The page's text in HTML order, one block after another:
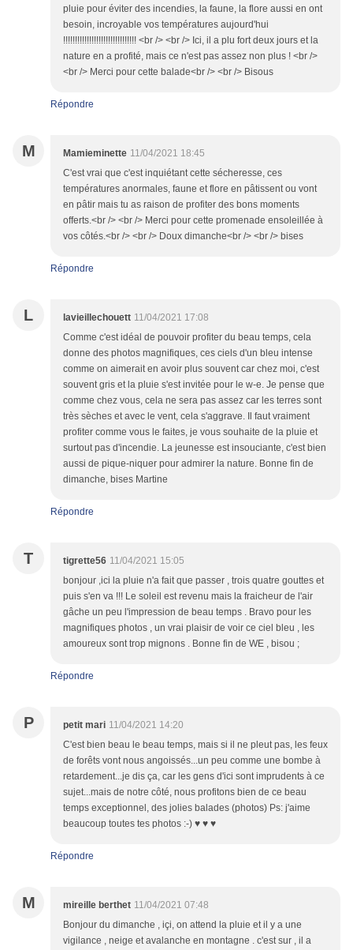
pluie pour éviter des incendies, la faune, la flore aussi en ont
besoin, incroyable vos températures aujourd'hui
!!!!!!!!!!!!!!!!!!!!!!!!!!!!!!! <br /> <br /> Ici, il a plu fort deux jours et la
nature en a profité, mais ce n'est pas assez non plus ! <br />
<br /> Merci pour cette balade<br /> <br /> Bisous
Répondre
M Mamieminette 11/04/2021 18:45
C'est vrai que c'est inquiétant cette sécheresse, ces
températures anormales, faune et flore en pâtissent ou vont
en pâtir mais tu as raison de profiter des bons moments
offerts.<br /> <br /> Merci pour cette promenade ensoleillée à
vos côtés.<br /> <br /> Doux dimanche<br /> <br /> bises
Répondre
L lavieillechouett 11/04/2021 17:08
Comme c'est idéal de pouvoir profiter du beau temps, cela
donne des photos magnifiques, ces ciels d'un bleu intense
comme on aimerait en avoir plus souvent car chez moi, c'est
souvent gris et la pluie s'est invitée pour le w-e. Je pense que
comme chez vous, cela ne sera pas assez car les terres sont
très sèches et avec le vent, cela s'aggrave. Il faut vraiment
profiter comme vous le faites, je vous souhaite de la pluie et
surtout pas d'incendie. La jeunesse est insouciante, c'est bien
aussi de pique-niquer pour admirer la nature. Bonne fin de
dimanche, bises Martine
Répondre
T tigrette56 11/04/2021 15:05
bonjour ,ici la pluie n'a fait que passer , trois quatre gouttes et
puis s'en va !!! Le soleil est revenu mais la fraicheur de l'air
gâche un peu l'impression de beau temps . Bravo pour les
magnifiques photos , un vrai plaisir de voir ce ciel bleu , les
amoureux sont trop mignons . Bonne fin de WE , bisou ;
Répondre
P petit mari 11/04/2021 14:20
C'est bien beau le beau temps, mais si il ne pleut pas, les feux
de forêts vont nous angoissés...un peu comme une bombe à
retardement...je dis ça, car les gens d'ici sont imprudents à ce
sujet...mais de notre côté, nous profitons bien de ce beau
temps exceptionnel, des jolies balades (photos) Ps: j'aime
beaucoup toutes tes photos :-) ♥ ♥ ♥
Répondre
M mireille berthet 11/04/2021 07:48
Bonjour du dimanche , içi, on attend la pluie et il y a une
vigilance , neige et avalanche en montagne . c'est sur , il a